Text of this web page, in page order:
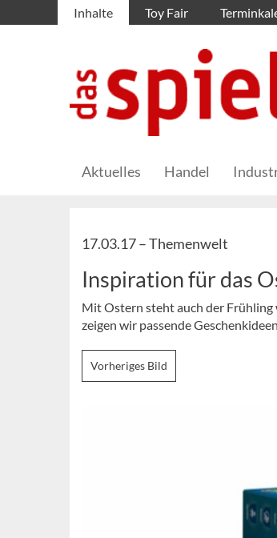
Inhalte Toy Fair
Aktuelles Handel
17.03.17 –Themenwelt
Inspiration für das
Mit Ostern steht auch der Frühling
zeigen wir passende
Vorheriges Bild